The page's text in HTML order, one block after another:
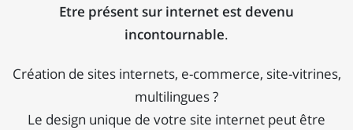
Etre présent sur internet est devenu
incontournable.
Création de sites internets, e-commerce, site-vitrines,
multilingues ?
Le design unique de votre site internet peut être